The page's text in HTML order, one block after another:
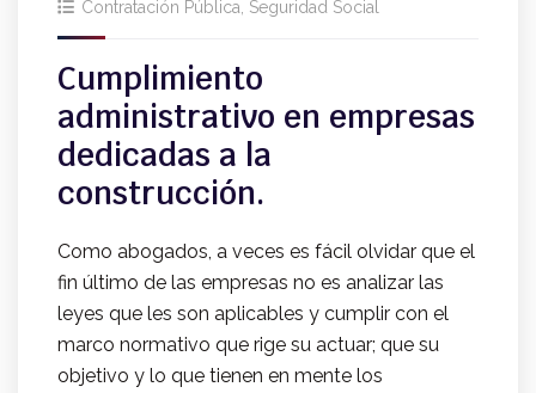
Contratación Pública Seguridad Social
Cumplimiento
administrativo en empresas
dedicadas a la
construcción.
Como abogados, a veces es fácil olvidar que el
fin último de las empresas no es analizar las
leyes que les son aplicables y cumplir con el
marco normativo que rige su actuar; que su
objetivo y lo que tienen en mente los